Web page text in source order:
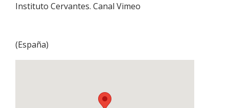
Instituto Cervantes. Canal Vimeo
(España)